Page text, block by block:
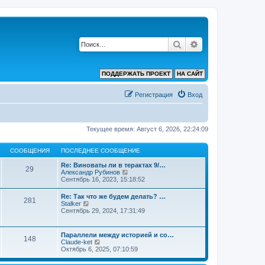
Поиск
НА САЙТ
ПОДДЕРЖАТЬ ПРОЕКТ
Вход
Регистрация
Текущее время: Август 6, 2026, 22:24:09
СООБЩЕНИЯ ПОСЛЕДНЕЕ СООБЩЕНИЕ
29
Re: Виноваты ли в терактах 9/…
Александр Рубинов
е
й
т
и
п
о
л
е
Сентябрь 16, 2023, 15:18:52
281
Re: Так что же будем делать? …
Stalker
е
т
и
к
п
Сентябрь 29, 2024, 17:31:49
148
Параллели между историей и со…
Claude-ket
е
е
Октябрь 6, 2025, 07:10:59